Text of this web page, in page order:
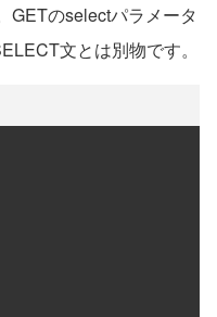
GETのselectパラメータ
文とは別物です。